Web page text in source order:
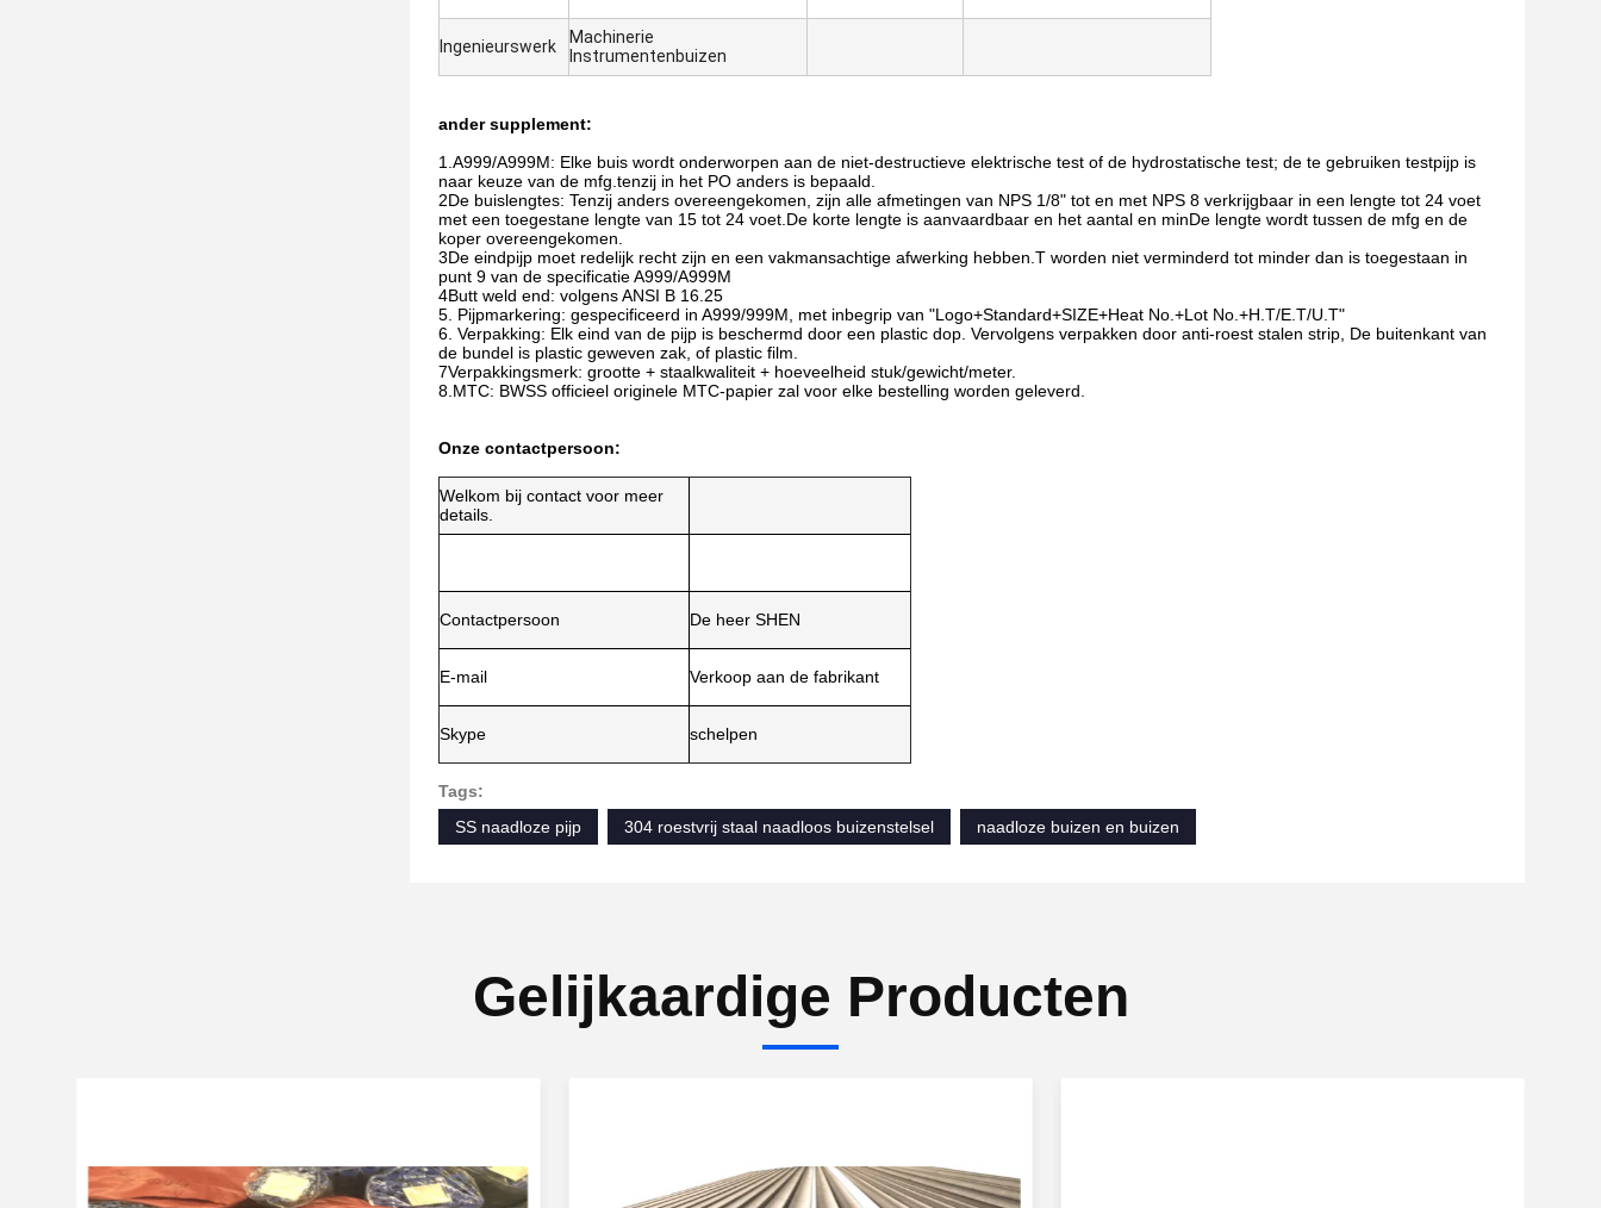
Ingenieurswerk
Machinerie
Instrumentenbuizen
ander supplement:
1.A999/A999M: Elke buis wordt onderworpen aan de niet-destructieve elektrische test of de hydrostatische test; de te gebruiken testpijp is
naar keuze van de mfg.tenzij in het PO anders is bepaald.
2De buislengtes: Tenzij anders overeengekomen, zijn alle afmetingen van NPS 1/8" tot en met NPS 8 verkrijgbaar in een lengte tot 24 voet
met een toegestane lengte van 15 tot 24 voet.De korte lengte is aanvaardbaar en het aantal en minDe lengte wordt tussen de mfg en de
koper overeengekomen.
3De eindpijp moet redelijk recht zijn en een vakmansachtige afwerking hebben.T worden niet verminderd tot minder dan is toegestaan in
punt 9 van de specificatie A999/A999M
4Butt weld end: volgens ANSI B 16.25
5. Pijpmarkering: gespecificeerd in A999/999M, met inbegrip van "Logo+Standard+SIZE+Heat No.+Lot No.+H.T/E.T/U.T"
6. Verpakking: Elk eind van de pijp is beschermd door een plastic dop. Vervolgens verpakken door anti-roest stalen strip, De buitenkant van
de bundel is plastic geweven zak, of plastic film.
7Verpakkingsmerk: grootte + staalkwaliteit + hoeveelheid stuk/gewicht/meter.
8.MTC: BWSS officieel originele MTC-papier zal voor elke bestelling worden geleverd.
Onze contactpersoon:
Welkom bij contact voor meer
details.
Contactpersoon De heer SHEN
E-mail Verkoop aan de fabrikant
Skype schelpen
Tags:
SS naadloze pijp
304 roestvrij staal naadloos buizenstelsel naadloze buizen en buizen
Gelijkaardige Producten